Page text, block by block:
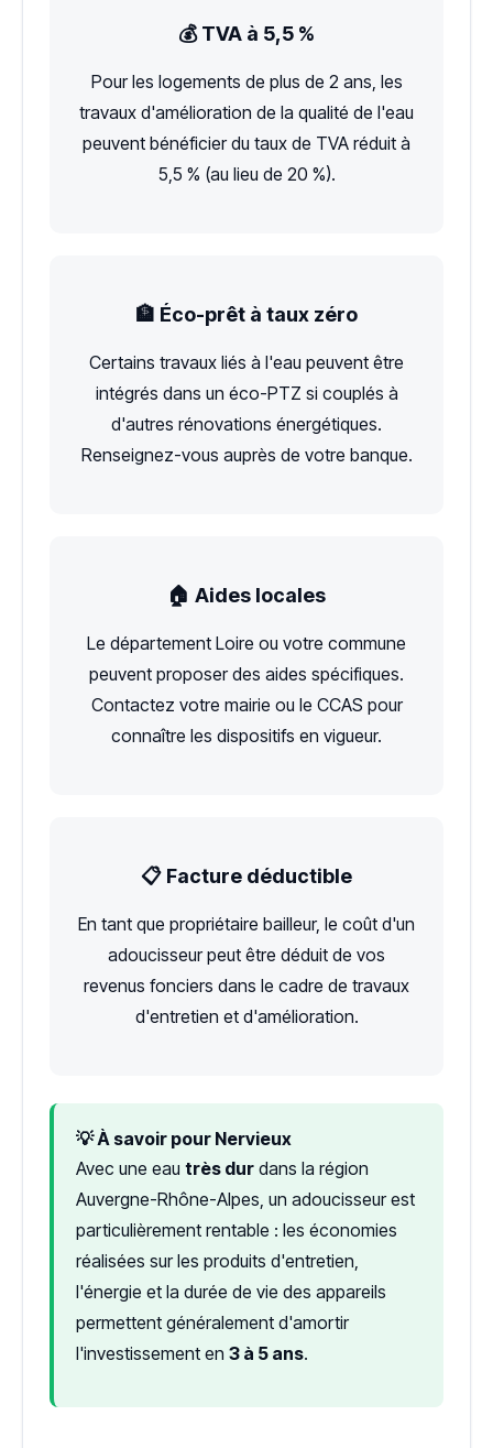
💰 TVA à 5,5 %
Pour les logements de plus de 2 ans, les
travaux d'amélioration de la qualité de l'eau
peuvent bénéficier du taux de TVA réduit à
5,5 % (au lieu de 20 %).
🏦 Éco-prêt à taux zéro
Certains travaux liés à l'eau peuvent être
intégrés dans un éco-PTZ si couplés à
d'autres rénovations énergétiques.
Renseignez-vous auprès de votre banque.
🏠 Aides locales
Le département Loire ou votre commune
peuvent proposer des aides spécifiques.
Contactez votre mairie ou le CCAS pour
connaître les dispositifs en vigueur.
📋 Facture déductible
En tant que propriétaire bailleur, le coût d'un
adoucisseur peut être déduit de vos
revenus fonciers dans le cadre de travaux
d'entretien et d'amélioration.
💡 À savoir pour Nervieux
Avec une eau très dur dans la région
Auvergne-Rhône-Alpes, un adoucisseur est
particulièrement rentable : les économies
réalisées sur les produits d'entretien,
l'énergie et la durée de vie des appareils
permettent généralement d'amortir
l'investissement en 3 à 5 ans.